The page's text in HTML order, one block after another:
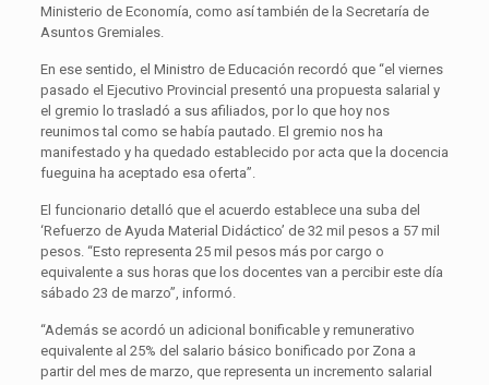
Ministerio de Economía, como así también de la Secretaría de
Asuntos Gremiales.
En ese sentido, el Ministro de Educación recordó que “el viernes
pasado el Ejecutivo Provincial presentó una propuesta salarial y
el gremio lo trasladó a sus afiliados, por lo que hoy nos
reunimos tal como se había pautado. El gremio nos ha
manifestado y ha quedado establecido por acta que la docencia
fueguina ha aceptado esa oferta”.
El funcionario detalló que el acuerdo establece una suba del
‘Refuerzo de Ayuda Material Didáctico’ de 32 mil pesos a 57 mil
pesos. “Esto representa 25 mil pesos más por cargo o
equivalente a sus horas que los docentes van a percibir este día
sábado 23 de marzo”, informó.
“Además se acordó un adicional bonificable y remunerativo
equivalente al 25% del salario básico bonificado por Zona a
partir del mes de marzo, que representa un incremento salarial